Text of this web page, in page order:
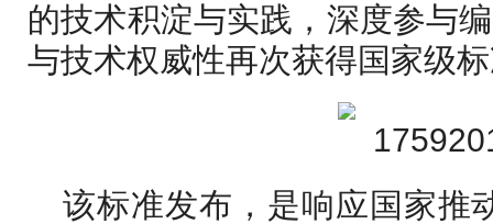
的技术积淀与实践，深度参与
与技术权威性再次获得国家级
该标准发布，是响应国家推